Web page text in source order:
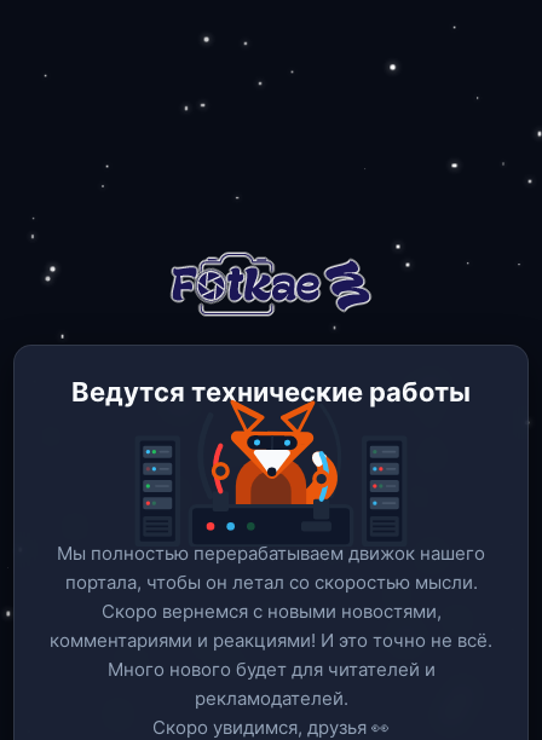
Ведутся технические работы
Мы полностью перерабатываем движок нашего
портала, чтобы он летал со скоростью мысли.
Скоро вернемся c новыми новостями,
комментариями и реакциями! И это точно не всё.
Много нового будет для читателей и
рекламодателей.
Скоро увидимся, друзья 👀